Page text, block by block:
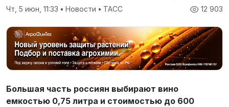
12 903
Чт, 5 июн, 11:33 • Новости • ТАСС
Большая часть россиян выбирают вино
емкостью 0,75 литра и стоимостью до 600